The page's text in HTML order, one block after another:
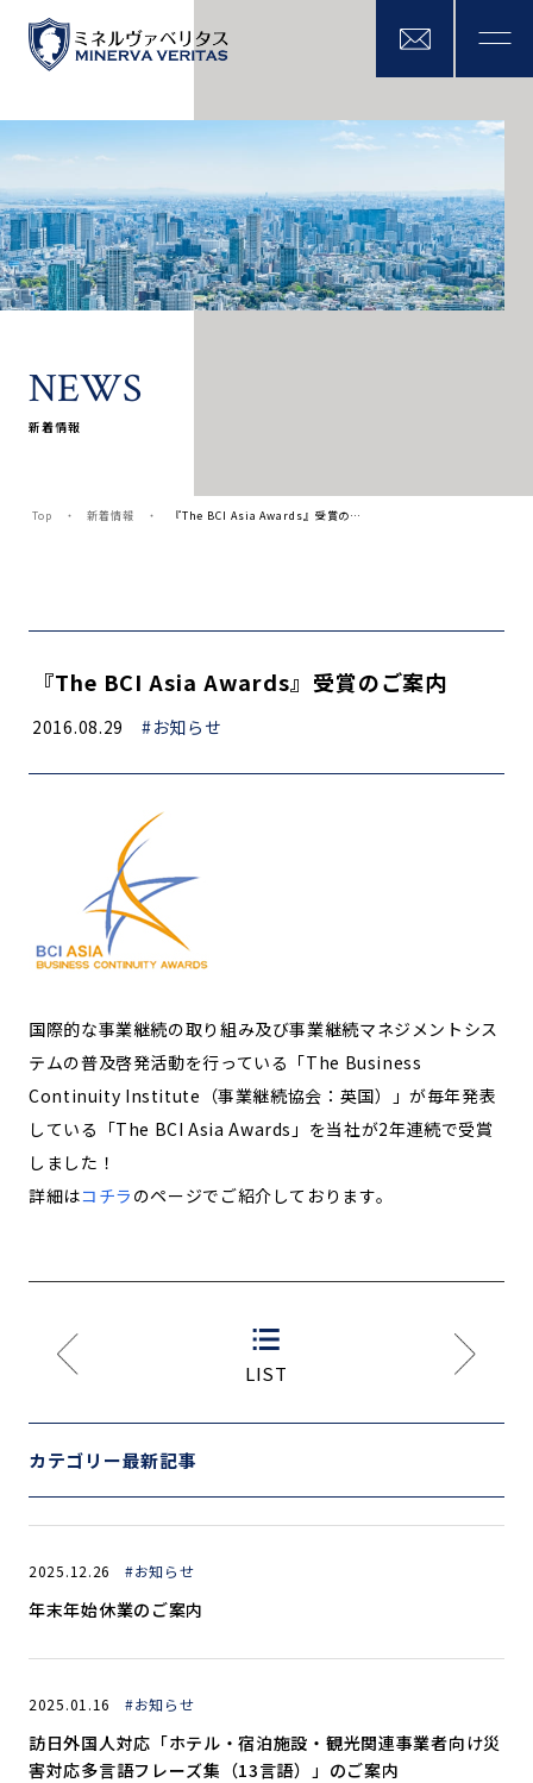
NEWS
新着情報
Top 新着情報 『The BCI Asia Awards』受賞の…
『The BCI Asia Awards』受賞のご案内
2016.08.29 #お知らせ
国際的な事業継続の取り組み及び事業継続マネジメントシス
テムの普及啓発活動を行っている「The Business
Continuity Institute（事業継続協会：英国）」が毎年発表
している「The BCI Asia Awards」を当社が2年連続で受賞
しました！
詳細はコチラ のページでご紹介しております。
LIST
カテゴリー最新記事
2025.12.26 #お知らせ
年末年始休業のご案内
2025.01.16 #お知らせ
訪日外国人対応「ホテル・宿泊施設・観光関連事業者向け災
害対応多言語フレーズ集（13言語）」のご案内